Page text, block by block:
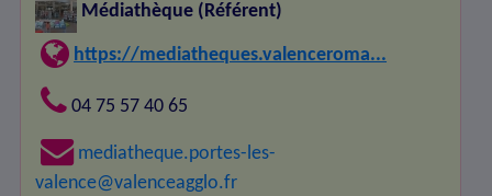
Médiathèque (Référent)
https://mediatheques.valenceroma...
04 75 57 40 65
mediatheque.portes-les-
valence@valenceagglo.fr